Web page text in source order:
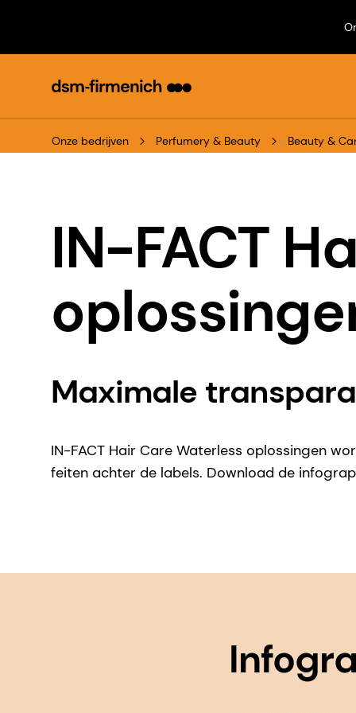
Onze bedrijven Perfumery & Beauty Beauty &
IN-FACT
Maximale
IN-FACT Hair Care Waterless oplossingen
feiten achter de labels. Download de